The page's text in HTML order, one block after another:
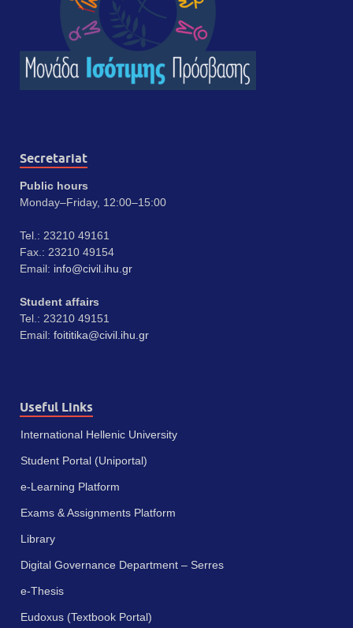
Secretariat
Public hours
Monday–Friday, 12:00–15:00
Tel.: 23210 49161
Fax.: 23210 49154
Email: info@civil.ihu.gr
Student affairs
Tel.: 23210 49151
Email: foititika@civil.ihu.gr
Useful Links
International Hellenic University
Student Portal (Uniportal)
e-Learning Platform
Exams & Assignments Platform
Library
Digital Governance Department – Serres
e-Thesis
Eudoxus (Textbook Portal)